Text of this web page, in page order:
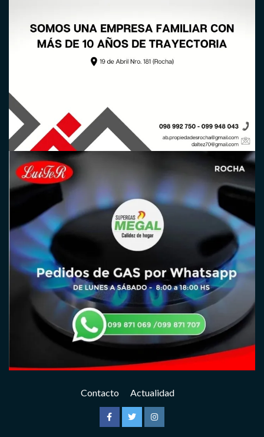
Contacto Actualidad
FacebookTwitterInstagram